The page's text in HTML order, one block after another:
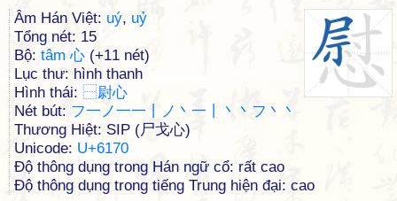
Âm Hán Việt: uý, uỷ
Tổng nét: 15
Bộ: tâm 心 (+11 nét)
Lục thư: hình thanh
Hình thái: ⿱尉心
Nét bút: フ一ノ一一丨ノ丶一丨丶丶フ丶丶
Thương Hiệt: SIP (尸戈心)
Unicode: U+6170
Độ thông dụng trong Hán ngữ cổ: rất cao
Độ thông dụng trong tiếng Trung hiện đại: cao